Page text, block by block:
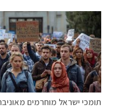
תומכי ישראל מוחרמים